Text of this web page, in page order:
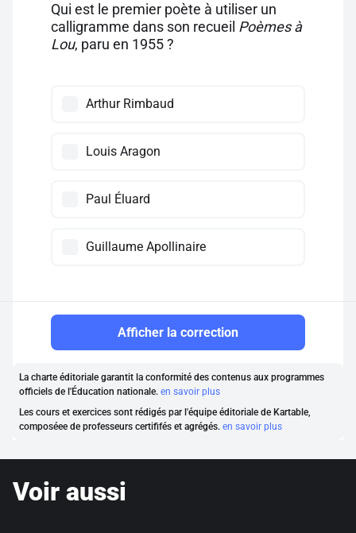
Qui est le premier poète à utiliser un
calligramme dans son recueil Poèmes à
Lou, paru en 1955 ?
Arthur Rimbaud
Louis Aragon
Paul Éluard
Guillaume Apollinaire
Afficher la correction
La charte éditoriale garantit la conformité des contenus aux programmes
officiels de l'Éducation nationale. en savoir plus
Les cours et exercices sont rédigés par l'équipe éditoriale de Kartable,
composéee de professeurs certififés et agrégés. en savoir plus
Voir aussi